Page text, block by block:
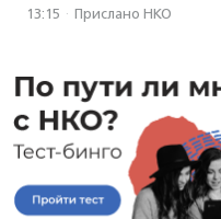
13:15 · Прислано НКО